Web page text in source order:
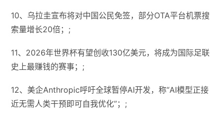
10、乌拉圭宣布将对中国公民免签，部分OTA平台机票搜
索量增长20倍；;
11、2026年世界杯有望创收130亿美元，将成为国际足联
史上最赚钱的赛事；;
12、美企Anthropic呼吁全球暂停AI开发，称“AI模型正接
近无需人类干预即可自我优化”；;